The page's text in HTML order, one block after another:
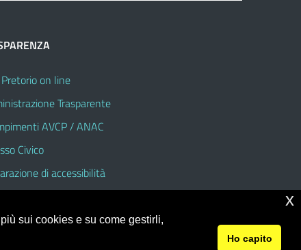
on line
Trasparente
AVCP / ANAC
Civico
di accessibilità
© 2026 Istituto Omnicomprensivo "Sandro Pertini"
sui cookies e su come gestirli,
Ho capito
x